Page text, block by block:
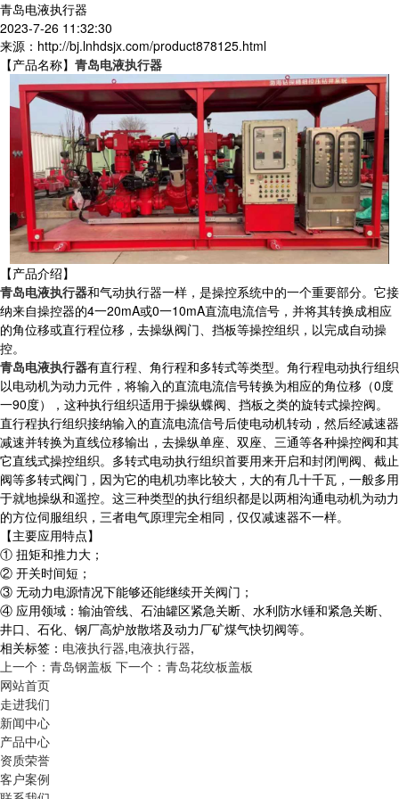
青岛电液执行器
2023-7-26 11:32:30
来源：http://bj.lnhdsjx.com/product878125.html
【产品名称】 青岛电液执行器
【产品介绍】
青岛电液执行器和气动执行器一样，是操控系统中的一个重要部分。它接
纳来自操控器的4一20mA或0一10mA直流电流信号，并将其转换成相应
的角位移或直行程位移，去操纵阀门、挡板等操控组织，以完成自动操
控。
青岛电液执行器有直行程、角行程和多转式等类型。角行程电动执行组织
以电动机为动力元件，将输入的直流电流信号转换为相应的角位移（0度
一90度），这种执行组织适用于操纵蝶阀、挡板之类的旋转式操控阀。
直行程执行组织接纳输入的直流电流信号后使电动机转动，然后经减速器
减速并转换为直线位移输出，去操纵单座、双座、三通等各种操控阀和其
它直线式操控组织。多转式电动执行组织首要用来开启和封闭闸阀、截止
阀等多转式阀门，因为它的电机功率比较大，大的有几十千瓦，一般多用
于就地操纵和遥控。这三种类型的执行组织都是以两相沟通电动机为动力
的方位伺服组织，三者电气原理完全相同，仅仅减速器不一样。
【主要应用特点】
① 扭矩和推力大；
② 开关时间短；
③ 无动力电源情况下能够还能继续开关阀门；
④ 应用领域：输油管线、石油罐区紧急关断、水利防水锤和紧急关断、
井口、石化、钢厂高炉放散塔及动力厂矿煤气快切阀等。
相关标签： 电液执行器,电液执行器,
上一个：青岛钢盖板 下一个：青岛花纹板盖板
网站首页
走进我们
新闻中心
产品中心
资质荣誉
客户案例